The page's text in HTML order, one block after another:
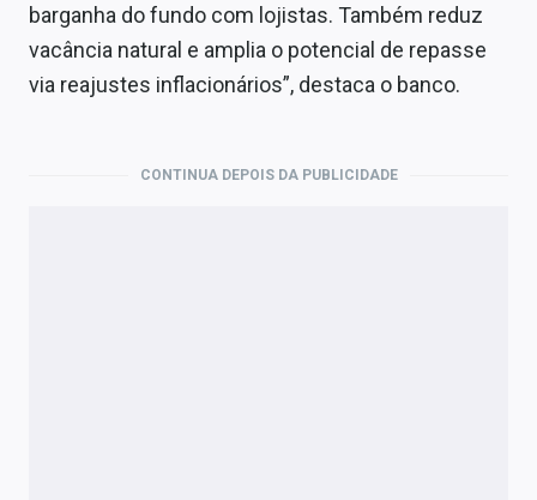
barganha do fundo com lojistas. Também reduz
vacância natural e amplia o potencial de repasse
via reajustes inflacionários”, destaca o banco.
CONTINUA DEPOIS DA PUBLICIDADE